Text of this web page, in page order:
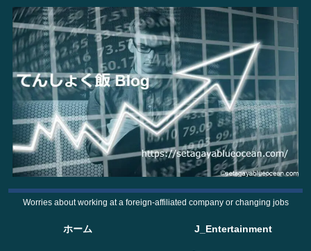
Worries about working at a foreign-affiliated company or changing jobs
ホーム J_Entertainment